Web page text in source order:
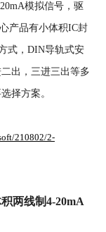
模拟信号，驱
产品有小体积IC封
式，DIN导轨式安
出，三进三出等多
择方案。
210802/2-
两线制4-20mA